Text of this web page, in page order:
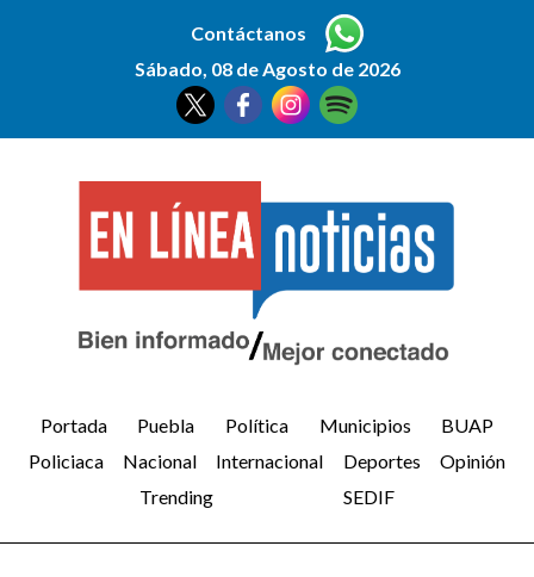
Contáctanos
Sábado, 08 de Agosto de 2026
Portada Puebla Política Municipios
BUAP
Policiaca
Nacional Internacional Deportes
Opinión
Trending
SEDIF